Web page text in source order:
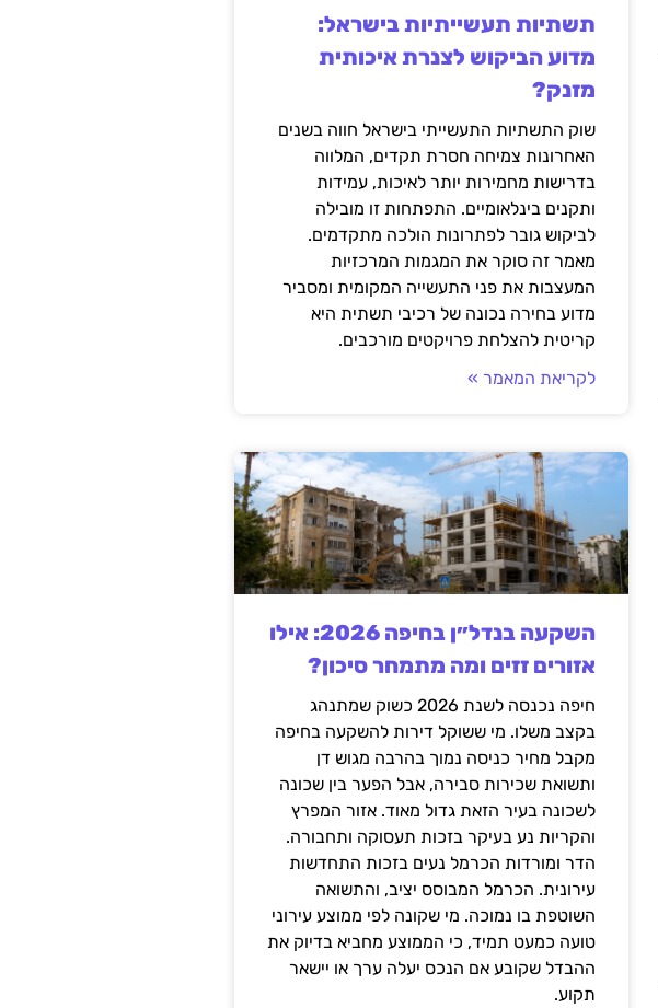
תשתיות תעשייתיות בישראל:
מדוע הביקוש לצנרת איכותית
מזנק?
שוק התשתיות התעשייתי בישראל חווה בשנים
האחרונות צמיחה חסרת תקדים, המלווה
בדרישות מחמירות יותר לאיכות, עמידות
ותקנים בינלאומיים. התפתחות זו מובילה
לביקוש גובר לפתרונות הולכה מתקדמים.
מאמר זה סוקר את המגמות המרכזיות
המעצבות את פני התעשייה המקומית ומסביר
מדוע בחירה נכונה של רכיבי תשתית היא
קריטית להצלחת פרויקטים מורכבים.
לקריאת המאמר »
השקעה בנדל״ן בחיפה 2026: אילו
אזורים זזים ומה מתמחר סיכון?
חיפה נכנסה לשנת 2026 כשוק שמתנהג
בקצב משלו. מי ששוקל דירות להשקעה בחיפה
מקבל מחיר כניסה נמוך בהרבה מגוש דן
ותשואת שכירות סבירה, אבל הפער בין שכונה
לשכונה בעיר הזאת גדול מאוד. אזור המפרץ
והקריות נע בעיקר בזכות תעסוקה ותחבורה.
הדר ומורדות הכרמל נעים בזכות התחדשות
עירונית. הכרמל המבוסס יציב, והתשואה
השוטפת בו נמוכה. מי שקונה לפי ממוצע עירוני
טועה כמעט תמיד, כי הממוצע מחביא בדיוק את
ההבדל שקובע אם הנכס יעלה ערך או יישאר
תקוע.